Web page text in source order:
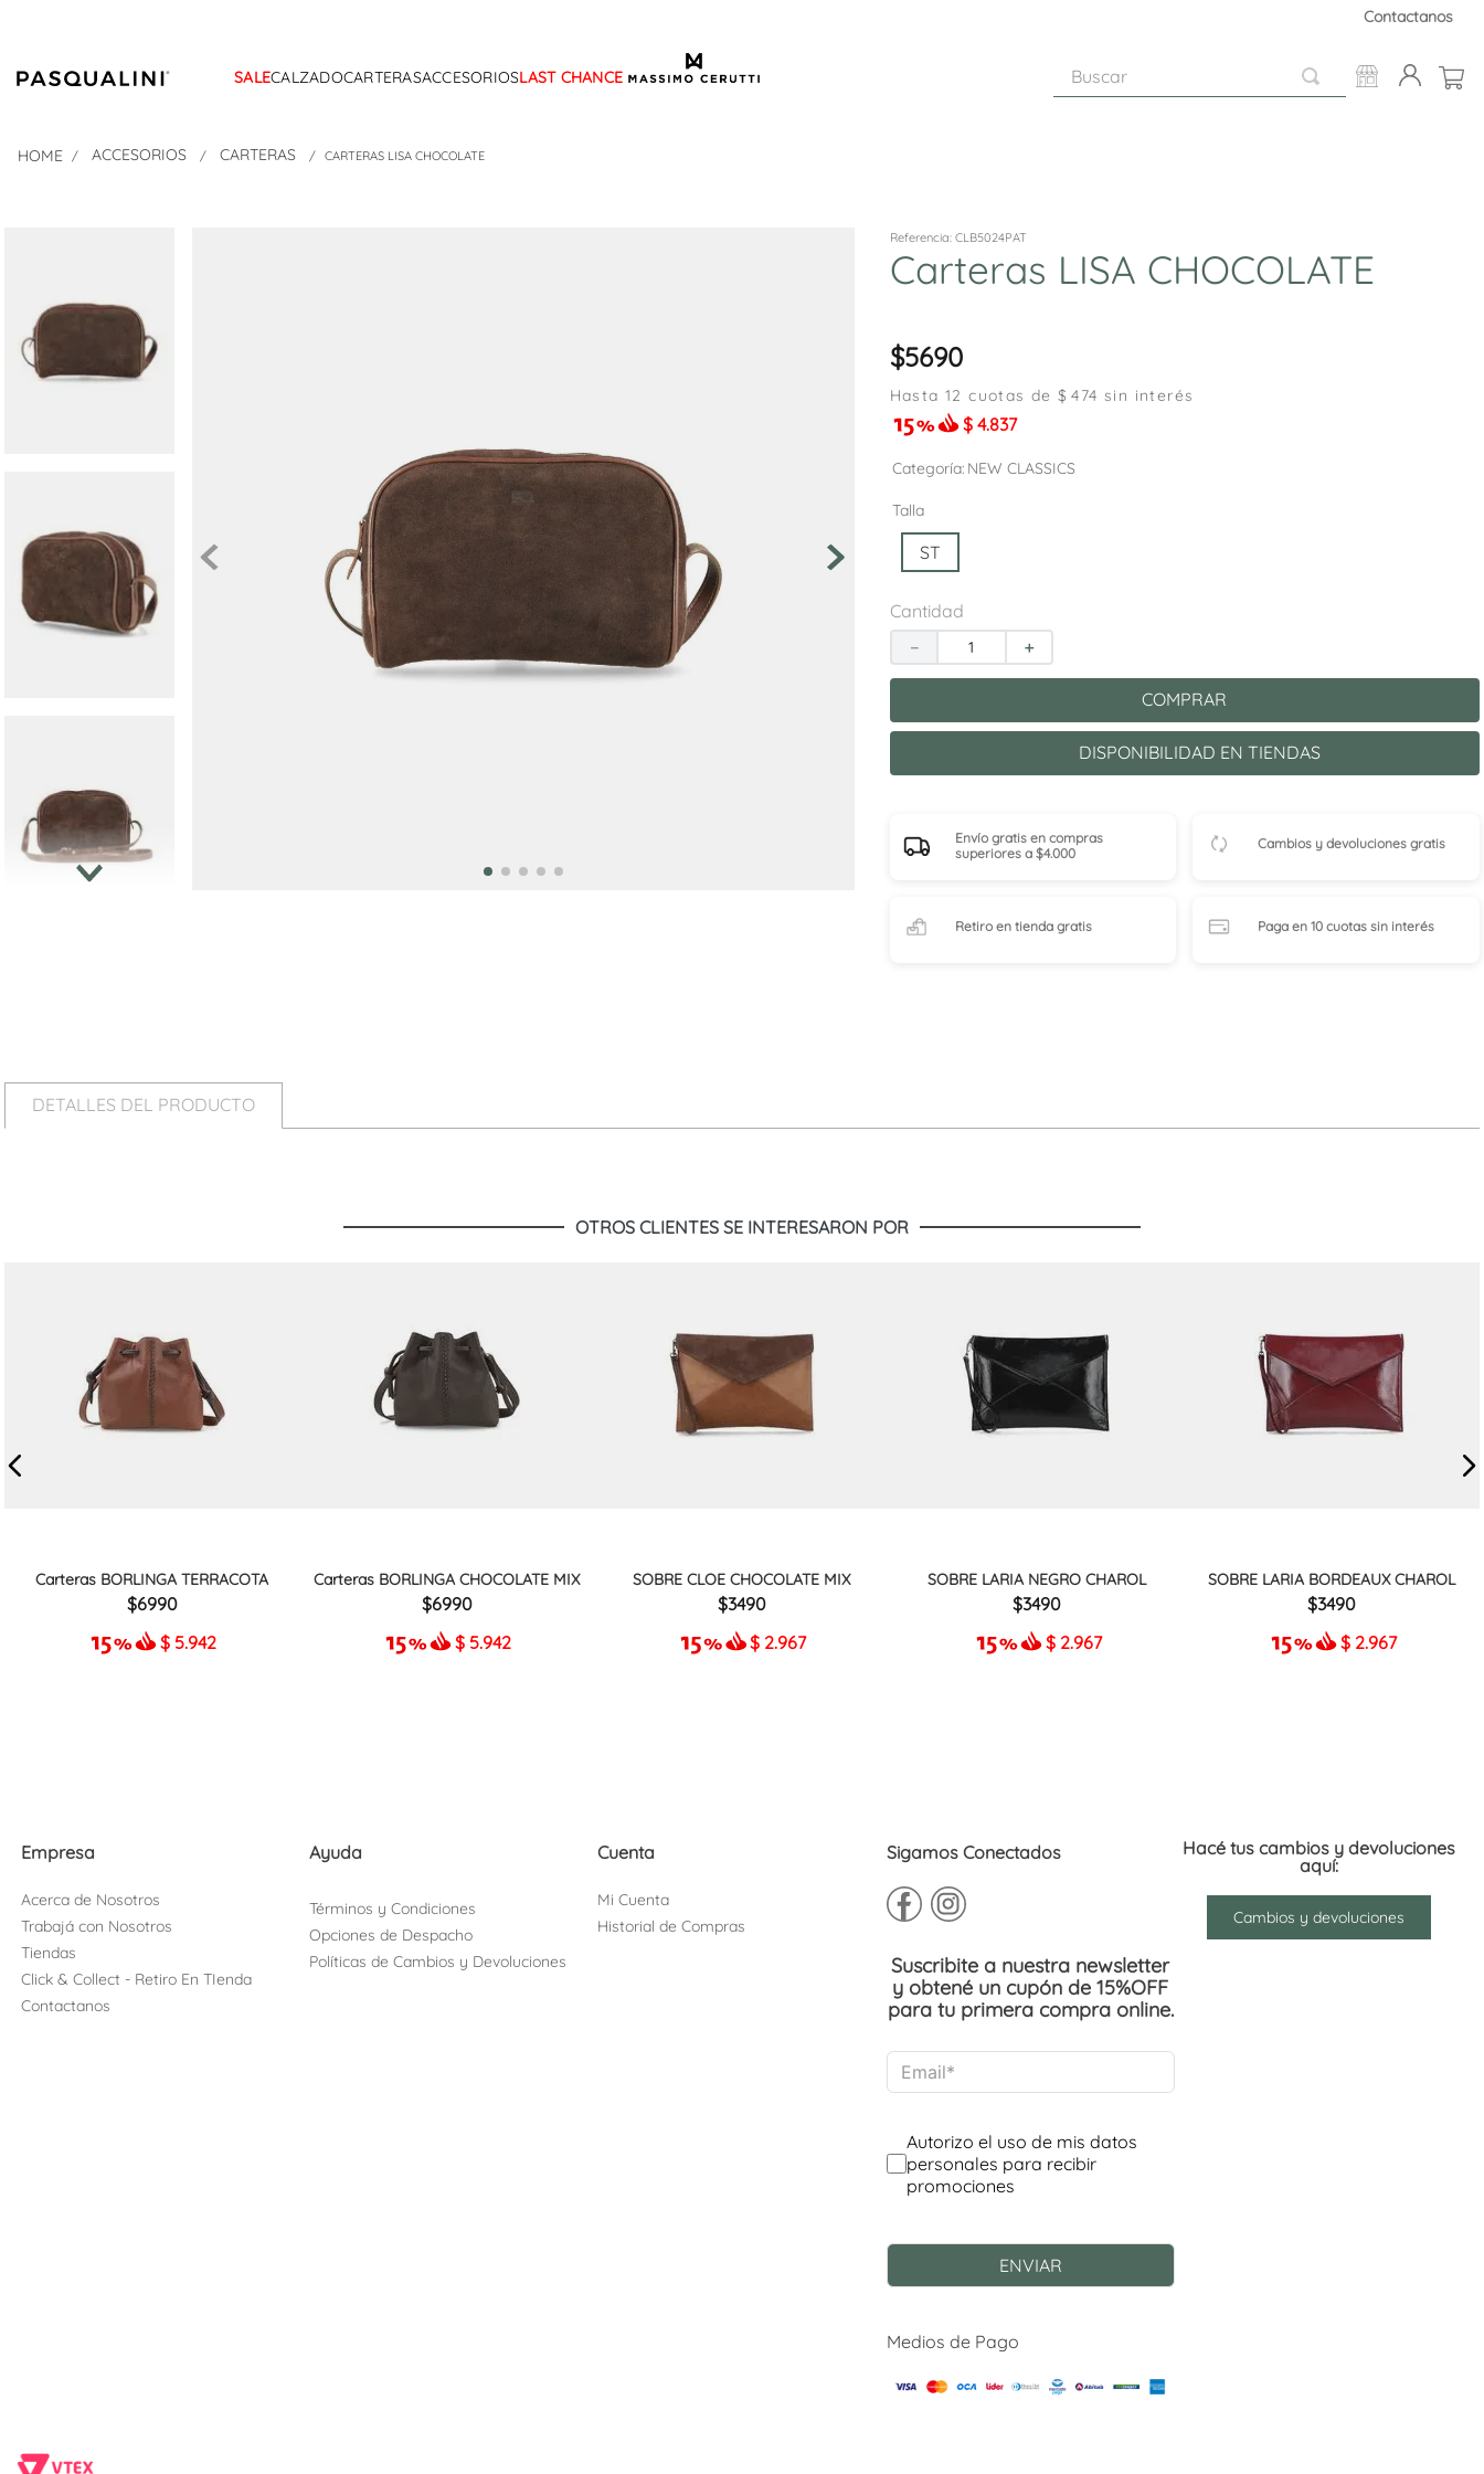
Contactanos
SALECALZADOCARTERASACCESORIOSLAST CHANCE
ACCESORIOS CARTERAS CARTERAS LISA CHOCOLATE
Referencia: CLB5024PAT
Carteras LISA CHOCOLATE
5690
Hasta 12 cuotas de $ 474 sin interés
$ 4.837
Categoría NEW CLASSICS
Talla
ST
Cantidad
＋
－
COMPRAR
DISPONIBILIDAD EN TIENDAS
Envío gratis en compras
superiores a $4.000
Cambios y devoluciones gratis
Retiro en tienda gratis Paga en 10 cuotassin interés
DETALLES DEL PRODUCTO
OTROS CLIENTES SE INTERESARON POR
Carteras BORLINGA TERRACOTA
6990
$ 5.942
Carteras BORLINGA CHOCOLATE MIX
6990
$ 5.942
SOBRE CLOE CHOCOLATE MIX
3490
$ 2.967
SOBRE LARIA NEGRO CHAROL
3490
$ 2.967
SOBRE LARIA BORDEAUX CHAROL
3490
$ 2.967
Empresa
Acerca de Nosotros
Trabajá con Nosotros
Tiendas
Click & Collect - Retiro En TIenda
Contactanos
Ayuda
Términos y Condiciones
Opciones de Despacho
Políticas de Cambios y Devoluciones
Cuenta
Mi Cuenta
Historial de Compras
Sigamos Conectados
Suscribite a nuestra newsletter
y obtené un cupón de 15%OFF
para tu primera compra online.
Medios de Pago
Hacé tus cambios y devoluciones
aquí:
Cambios y devoluciones
9.
adelaida